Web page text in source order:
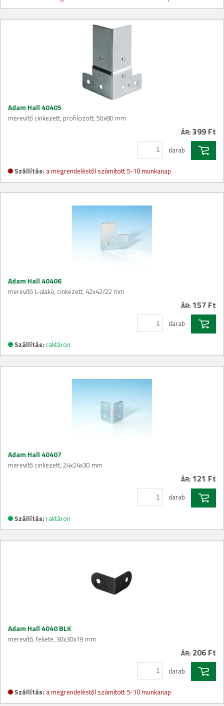
Adam Hall 40405
merevítő cinkezett, profilozott, 50x80 mm
ÁR: 399 Ft
darab
Szállítás: a megrendeléstől számított 5-10 munkanap
Adam Hall 40406
merevítő L-alakú, cinkezett, 42x42/22 mm
ÁR: 157 Ft
darab
Szállítás: raktáron
Adam Hall 40407
merevítő cinkezett, 24x24x30 mm
ÁR: 121 Ft
darab
Szállítás: raktáron
Adam Hall 4040 BLK
merevítő, fekete, 30x30x19 mm
ÁR: 206 Ft
darab
Szállítás: a megrendeléstől számított 5-10 munkanap